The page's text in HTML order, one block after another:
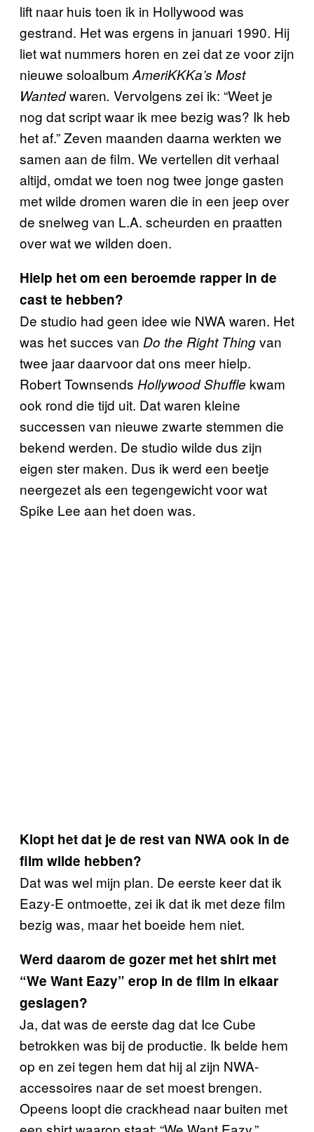
lift naar huis toen ik in Hollywood was
gestrand. Het was ergens in januari 1990. Hij
liet wat nummers horen en zei dat ze voor zijn
nieuwe soloalbum AmeriKKKa’s Most
Wantedwaren. Vervolgens zei ik: “Weet je
nog dat script waar ik mee bezig was? Ik heb
het af.” Zeven maanden daarna werkten we
samen aan de film. We vertellen dit verhaal
altijd, omdat we toen nog twee jonge gasten
met wilde dromen waren die in een jeep over
de snelweg van L.A. scheurden en praatten
over wat we wilden doen.
Hielp het om een beroemde rapper in de
cast te hebben?
De studio had geen idee wie NWA waren. Het
was het succes van Do the Right Thingvan
twee jaar daarvoor dat ons meer hielp.
Robert Townsends Hollywood Shuffle kwam
ook rond die tijd uit. Dat waren kleine
successen van nieuwe zwarte stemmen die
bekend werden. De studio wilde dus zijn
eigen ster maken. Dus ik werd een beetje
neergezet als een tegengewicht voor wat
Spike Lee aan het doen was.
Klopt het dat je de rest van NWA ook in de
film wilde hebben?
Dat was wel mijn plan. De eerste keer dat ik
Eazy-E ontmoette, zei ik dat ik met deze film
bezig was, maar het boeide hem niet.
Werd daarom de gozer met het shirt met
“We Want Eazy” erop in de film in elkaar
geslagen?
Ja, dat was de eerste dag dat Ice Cube
betrokken was bij de productie. Ik belde hem
op en zei tegen hem dat hij al zijn NWA-
accessoires naar de set moest brengen.
Opeens loopt die crackhead naar buiten met